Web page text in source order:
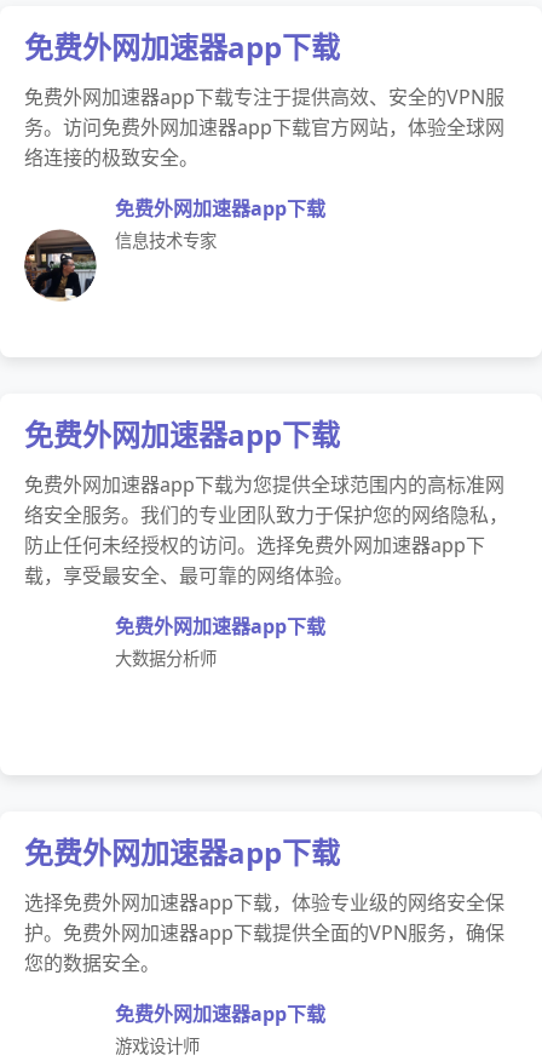
免费外网加速器app下载
免费外网加速器app下载专注于提供高效、安全的VPN服
务。访问免费外网加速器app下载官方网站，体验全球网
络连接的极致安全。
免费外网加速器app下载
信息技术专家
免费外网加速器app下载
免费外网加速器app下载为您提供全球范围内的高标准网
络安全服务。我们的专业团队致力于保护您的网络隐私，
防止任何未经授权的访问。选择免费外网加速器app下
载，享受最安全、最可靠的网络体验。
免费外网加速器app下载
大数据分析师
免费外网加速器app下载
选择免费外网加速器app下载，体验专业级的网络安全保
护。免费外网加速器app下载提供全面的VPN服务，确保
您的数据安全。
免费外网加速器app下载
游戏设计师